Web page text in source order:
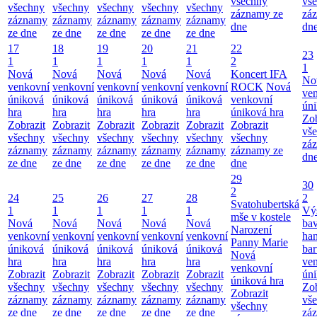
všechny
záznamy
ze dne
všechny
záznamy
ze dne
všechny
záznamy
ze dne
všechny
záznamy
ze dne
všechny
záznamy
ze dne
záznamy ze
dne
17
1
Nová
venkovní
úniková
hra
Zobrazit
všechny
záznamy
ze dne
18
1
Nová
venkovní
úniková
hra
Zobrazit
všechny
záznamy
ze dne
19
1
Nová
venkovní
úniková
hra
Zobrazit
všechny
záznamy
ze dne
20
1
Nová
venkovní
úniková
hra
Zobrazit
všechny
záznamy
ze dne
21
1
Nová
venkovní
úniková
hra
Zobrazit
všechny
záznamy
ze dne
22
2
Koncert IFA
ROCK Nová
venkovní
úniková hra
Zobrazit
všechny
záznamy ze
dne
23
1
24
1
Nová
venkovní
úniková
hra
Zobrazit
všechny
záznamy
ze dne
25
1
Nová
venkovní
úniková
hra
Zobrazit
všechny
záznamy
ze dne
26
1
Nová
venkovní
úniková
hra
Zobrazit
všechny
záznamy
ze dne
27
1
Nová
venkovní
úniková
hra
Zobrazit
všechny
záznamy
ze dne
28
1
Nová
venkovní
úniková
hra
Zobrazit
všechny
záznamy
ze dne
29
2
Svatohubertská
mše v kostele
Narození
Panny Marie
Nová
venkovní
úniková hra
Zobrazit
všechny
30
2